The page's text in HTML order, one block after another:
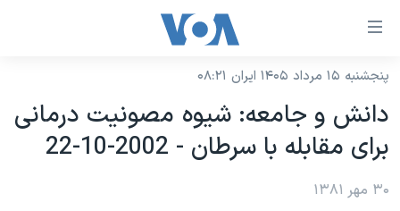
لینکهای
دسترسی
جهش
محتوای
اصلی
نسخه سبک وب‌سایت
موضوع ها
ایران
برنامه های تلویزیونی
پنجشنبه ۱۵ مرداد ۱۴۰۵ ایران ۰۸:۲۱
دانش و جامعه: شيوه مصونيت درمانی
برای مقابله با سرطان - 2002-10-22
۳۰ مهر ۱۳۸۱